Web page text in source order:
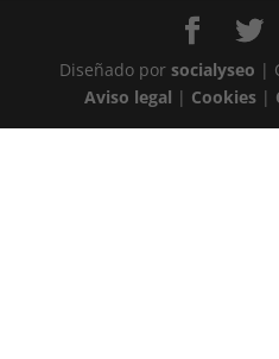
Diseñado porsocialyseo |
Aviso legal | Cookies |